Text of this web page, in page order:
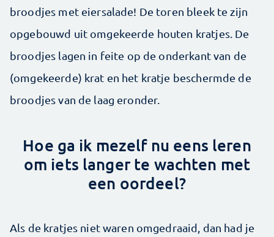
broodjes met eiersalade! De toren bleek te zijn
opgebouwd uit omgekeerde houten kratjes. De
broodjes lagen in feite op de onderkant van de
(omgekeerde) krat en het kratje beschermde de
broodjes van de laag eronder.
Hoe ga ik mezelf nu eens leren
om iets langer te wachten met
een oordeel?
Als de kratjes niet waren omgedraaid, dan had je